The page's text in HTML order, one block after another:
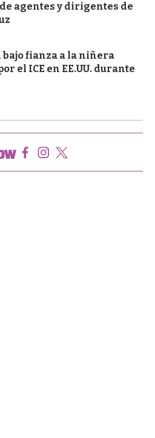
agentes y dirigentes de
fianza a la niñera
el ICE en EE.UU. durante